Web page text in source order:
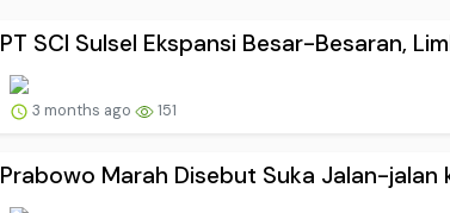
PT SCI Sulsel Ekspansi Besar-Besaran,
3 months ago 151
Prabowo Marah Disebut Suka Jalan-jalan